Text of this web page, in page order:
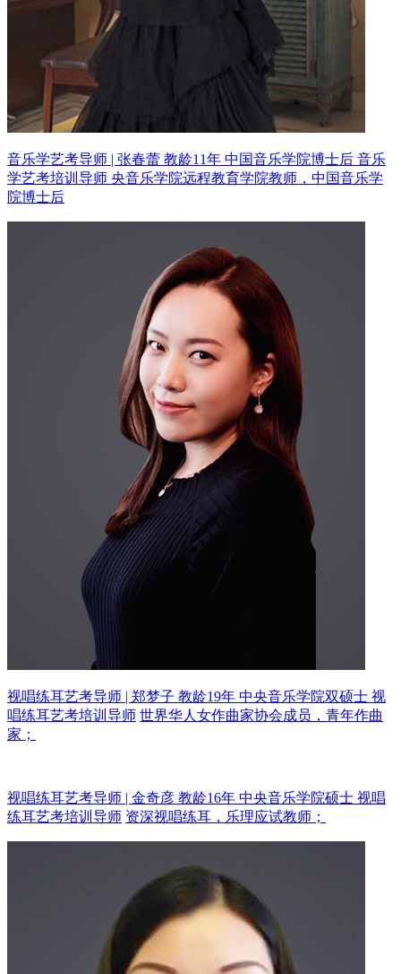
音乐学艺考导师 | 张春蕾 教龄11年 中国音乐学院博士后 音乐
学艺考培训导师 央音乐学院远程教育学院教师，中国音乐学
院博士后
视唱练耳艺考导师 | 郑梦子 教龄19年 中央音乐学院双硕士 视
唱练耳艺考培训导师 世界华人女作曲家协会成员，青年作曲
家；
视唱练耳艺考导师 | 金奇彦 教龄16年 中央音乐学院硕士 视唱
练耳艺考培训导师 资深视唱练耳，乐理应试教师；